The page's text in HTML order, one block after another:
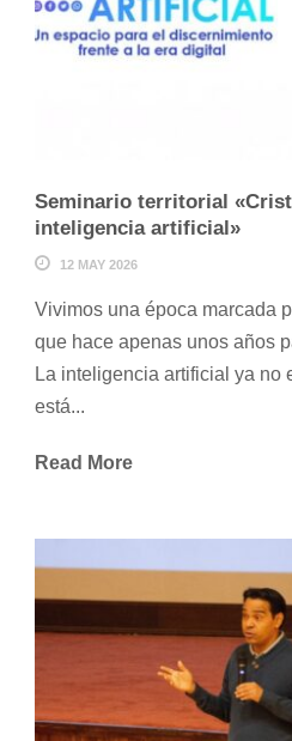
Seminario territorial
inteligencia artificial»
12 MAY 2026
Vivimos una época marcada
que hace apenas unos años
La inteligencia artificial ya no
está...
Read More